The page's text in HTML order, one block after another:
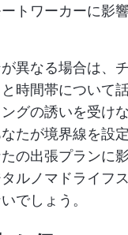
トワーカーに影
異なる場合は、
時間帯について
グの誘いを受け
たが境界線を設
の出張プランに
ルノマドライフ
でしょう。